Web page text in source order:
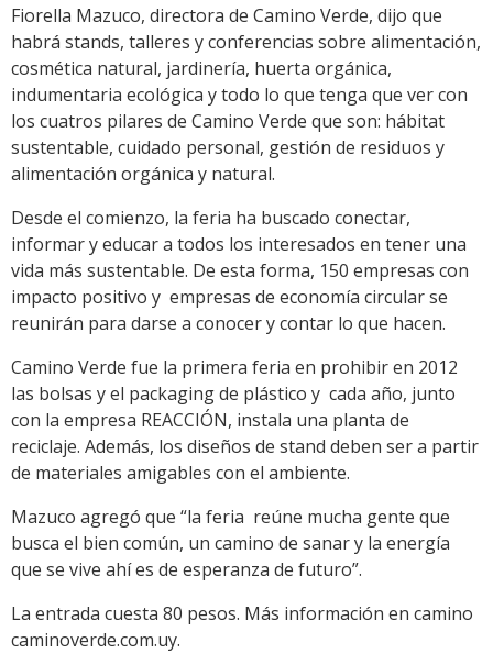
Link
Fiorella Mazuco, directora de Camino Verde, dijo que
habrá stands, talleres y conferencias sobre alimentación,
cosmética natural, jardinería, huerta orgánica,
indumentaria ecológica y todo lo que tenga que ver con
los cuatros pilares de Camino Verde que son: hábitat
sustentable, cuidado personal, gestión de residuos y
alimentación orgánica y natural.
Desde el comienzo, la feria ha buscado conectar,
informar y educar a todos los interesados en tener una
vida más sustentable. De esta forma, 150 empresas con
impacto positivo y empresas de economía circular se
reunirán para darse a conocer y contar lo que hacen.
Camino Verde fue la primera feria en prohibir en 2012
las bolsas y el packaging de plástico y cada año, junto
con la empresa REACCIÓN, instala una planta de
reciclaje. Además, los diseños de stand deben ser a partir
de materiales amigables con el ambiente.
Mazuco agregó que “la feria reúne mucha gente que
busca el bien común, un camino de sanar y la energía
que se vive ahí es de esperanza de futuro”.
La entrada cuesta 80 pesos. Más información en camino
caminoverde.com.uy.